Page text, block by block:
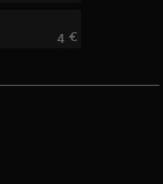
4 €